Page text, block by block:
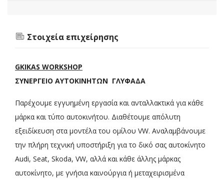
Στοιχεία επιχείρησης
GKIKAS WORKSHOP
ΣΥΝΕΡΓΕΙΟ ΑΥΤΟΚΙΝΗΤΩΝ ΓΛΥΦΑΔΑ
Παρέχουμε εγγυημένη εργασία και ανταλλακτικά για κάθε
μάρκα και τύπο αυτοκινήτου. Διαθέτουμε απόλυτη
εξειδίκευση στα μοντέλα του ομίλου VW. Αναλαμβάνουμε
την πλήρη τεχνική υποστήριξη για το δικό σας αυτοκίνητο
Audi, Seat, Skoda, VW, αλλά και κάθε άλλης μάρκας
αυτοκίνητο, με γνήσια καινούργια ή μεταχειρισμένα